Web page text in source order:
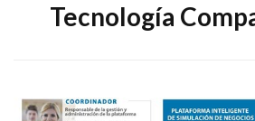
Tecnología